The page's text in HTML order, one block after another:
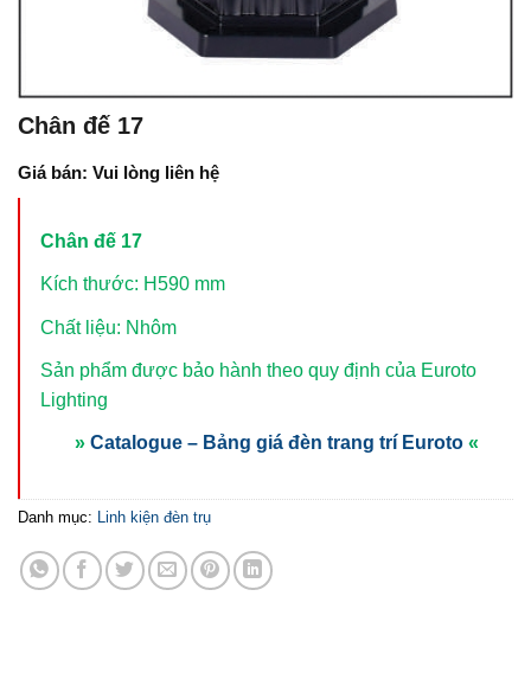
Chân đế 17
Giá bán: Vui lòng liên hệ
Chân đế 17
Kích thước: H590 mm
Chất liệu: Nhôm
Sản phẩm được bảo hành theo quy định của Euroto
Lighting
» Catalogue – Bảng giá đèn trang trí Euroto «
Danh mục: Linh kiện đèn trụ